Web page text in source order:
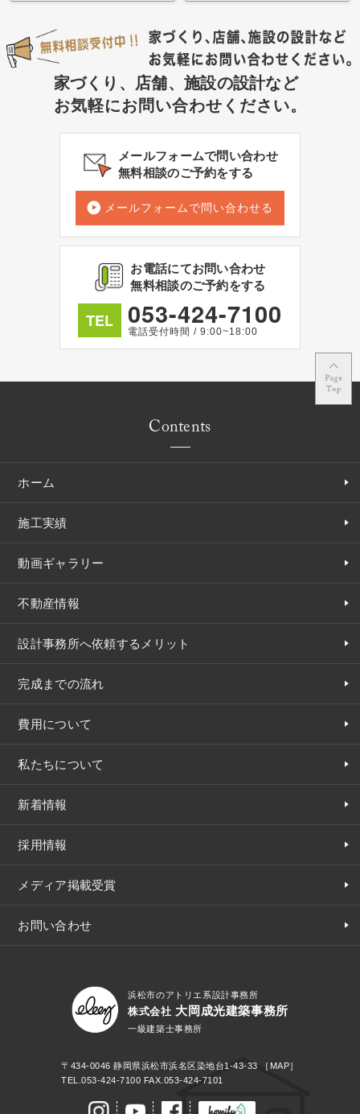
家づくり、店舗、施設の設計など
お気軽にお問い合わせください。
メールフォームで問い合わせ
無料相談のご予約をする
メールフォームで問い合わせる
お電話にてお問い合わせ
無料相談のご予約をする
TEL 053-424-7100
電話受付時間 / 9:00~18:00
Contents
ホーム
施工実績
動画ギャラリー
不動産情報
設計事務所へ依頼するメリット
完成までの流れ
費用について
私たちについて
新着情報
採用情報
メディア掲載受賞
お問い合わせ
浜松市のアトリエ系設計事務所
株式会社 大岡成光建築事務所
一級建築士事務所
〒434-0046静岡県浜松市浜名区染地台1-43-33
［MAP］
TEL.053-424-7100 FAX.053-424-7101